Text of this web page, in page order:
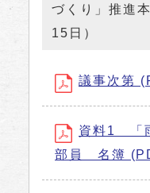
づくり」推進
15日）
議事次第
資料1 「
部員 名簿